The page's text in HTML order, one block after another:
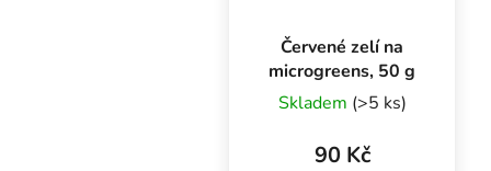
Červené zelí na
microgreens, 50 g
Skladem (>5 ks)
90 Kč